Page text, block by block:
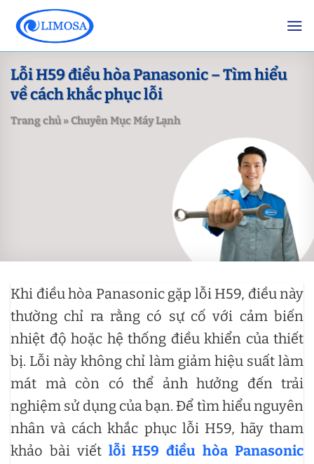
content
Lỗi H59 điều hòa Panasonic – Tìm hiểu
về cách khắc phục lỗi
Trang chủ»Chuyên Mục Máy Lạnh
Khi điều hòa Panasonic gặp lỗi H59, điều này
thường chỉ ra rằng có sự cố với cảm biến
nhiệt độ hoặc hệ thống điều khiển của thiết
bị. Lỗi này không chỉ làm giảm hiệu suất làm
mát mà còn có thể ảnh hưởng đến trải
nghiệm sử dụng của bạn. Để tìm hiểu nguyên
nhân và cách khắc phục lỗi H59, hãy tham
khảo bài viết lỗi H59 điều hòa Panasonic